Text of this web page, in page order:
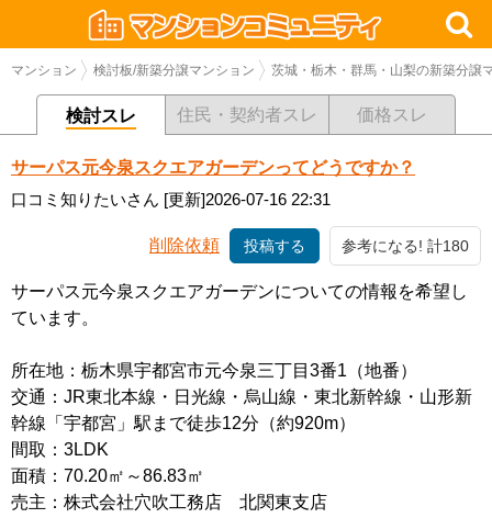
マンション 検討板/新築分譲マンション 茨城・栃木・群馬・山梨の新築分譲
検討スレ 住民・契約者スレ 価格スレ
サーパス元今泉スクエアガーデンってどうですか？
口コミ知りたいさん [更新]2026-07-16 22:31
削除依頼 投稿する 参考になる! 計180
サーパス元今泉スクエアガーデンについての情報を希望し
ています。
所在地：栃木県宇都宮市元今泉三丁目3番1（地番）
交通：JR東北本線・日光線・烏山線・東北新幹線・山形新
幹線「宇都宮」駅まで徒歩12分（約920m）
間取：3LDK
面積：70.20㎡～86.83㎡
売主：株式会社穴吹工務店 北関東支店